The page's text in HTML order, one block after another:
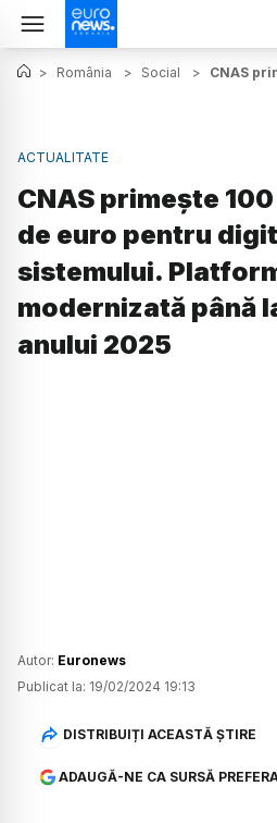
> România > Social > CNAS
ACTUALITATE
CNAS primește
de euro pentru
sistemului.
modernizată până
anului 2025
Autor: Euronews
Publicat la: 19/02/2024 19:13
DISTRIBUIȚI ACEASTĂ ȘTIRE
ADAUGĂ-NE CA SURSĂ